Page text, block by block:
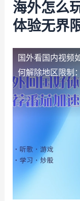
海外怎么
体验无界
国外看国内视频
何解除地区限制